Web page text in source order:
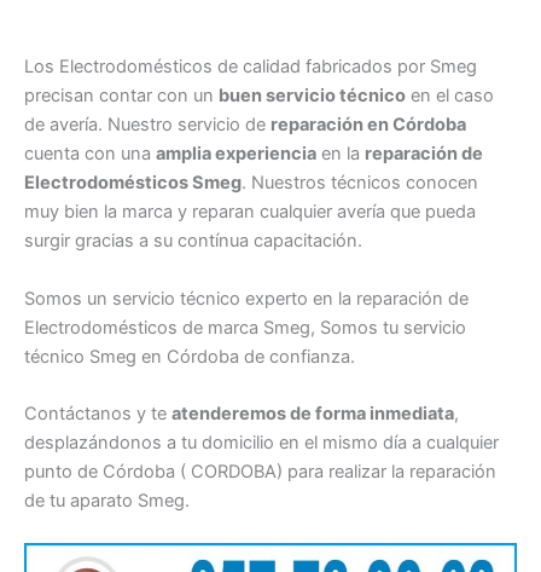
Los Electrodomésticos de calidad fabricados por Smeg
precisan contar con un buen servicio técnico en el caso
de avería. Nuestro servicio de reparación en Córdoba
cuenta con una amplia experiencia en la reparación de
Electrodomésticos Smeg. Nuestros técnicos conocen
muy bien la marca y reparan cualquier avería que pueda
surgir gracias a su contínua capacitación.
Somos un servicio técnico experto en la reparación de
Electrodomésticos de marca Smeg, Somos tu servicio
técnico Smeg en Córdoba de confianza.
Contáctanos y te atenderemos de forma inmediata,
desplazándonos a tu domicilio en el mismo día a cualquier
punto de Córdoba ( CORDOBA) para realizar la reparación
de tu aparato Smeg.